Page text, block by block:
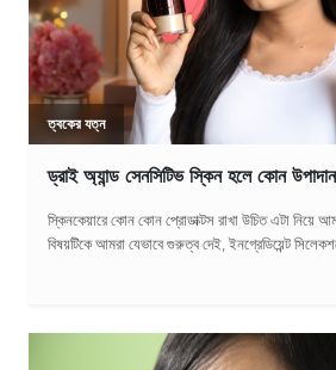
ত্বকের যত্ন
ড্রাই অ্যান্ড সেনসিটিভ স্কিন হলে কোন
স্কিনকেয়ারে কোন কোন প্রোডাক্টস রাখা উচিত এটা নিয়ে
বিষয়টিকে আমরা যেভাবে গুরুত্ব দেই, ইনগ্রেডিয়েন্ট